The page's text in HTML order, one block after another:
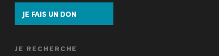
JE FAIS UN DON
JE RECHERCHE